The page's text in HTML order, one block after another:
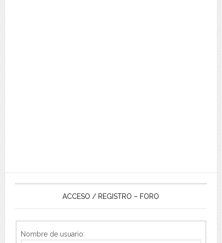
ACCESO / REGISTRO – FORO
Nombre de usuario: